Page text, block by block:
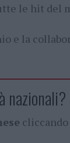
le hit del
e la
nazionali?
cliccando